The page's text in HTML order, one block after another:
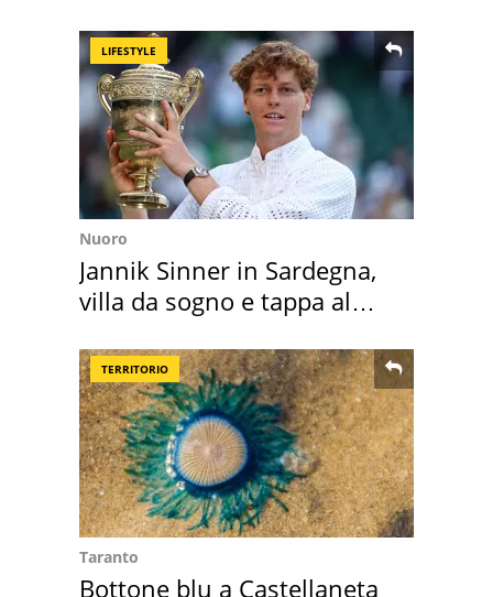
LIFESTYLE
Nuoro
Jannik Sinner in Sardegna,
villa da sogno e tappa al
TERRITORIO
Taranto
Bottone blu a Castellaneta